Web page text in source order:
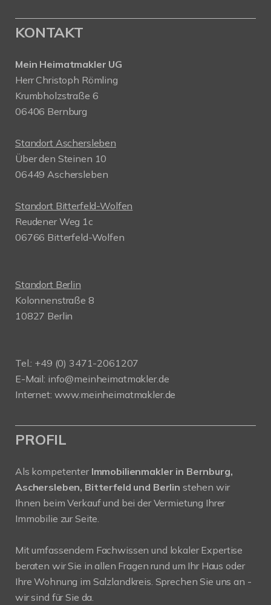
KONTAKT
Mein Heimatmakler UG
Herr Christoph Römling
Krumbholzstraße 6
06406 Bernburg
Standort Aschersleben
Über den Steinen 10
06449 Aschersleben
Standort Bitterfeld-Wolfen
Reudener Weg 1c
06766 Bitterfeld-Wolfen
Standort Berlin
Kolonnenstraße 8
10827 Berlin
Tel.: +49 (0) 3471-2061207
E-Mail: info@meinheimatmakler.de
Internet: www.meinheimatmakler.de
PROFIL
Als kompetenter Immobilienmakler in Bernburg,
Aschersleben, Bitterfeld und Berlin stehen wir
Ihnen beim Verkauf und bei der Vermietung Ihrer
Immobilie zur Seite.
Mit umfassendem Fachwissen und lokaler Expertise
beraten wir Sie in allen Fragen rund um Ihr Haus oder
Ihre Wohnung im Salzlandkreis. Sprechen Sie uns an -
wir sind für Sie da.